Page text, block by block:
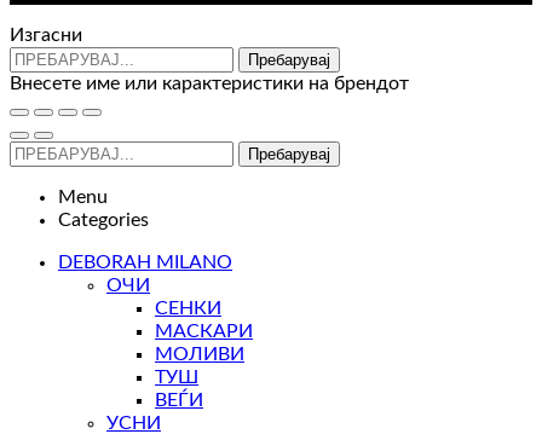
Изгасни
Пребарувај
Внесете име или карактеристики на брендот
Пребарувај
Menu
Categories
DEBORAH MILANO
ОЧИ
СЕНКИ
МАСКАРИ
МОЛИВИ
ТУШ
ВЕЃИ
УСНИ